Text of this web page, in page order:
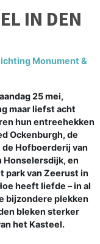
IN DEN
Monument &
25 mei,
maar liefst acht
hun entreehekken
Ockenburgh, de
de Hofboerderij van
Honselersdijk, en
park van Zeerust in
heeft liefde – in al
bijzondere plekken
bleken sterker
het Kasteel.